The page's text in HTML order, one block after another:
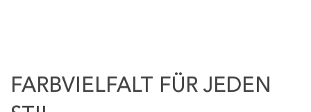
FARBVIELFALT FÜR JEDEN